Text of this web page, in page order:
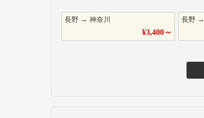
長野 → 神奈川
¥3,400～
長野